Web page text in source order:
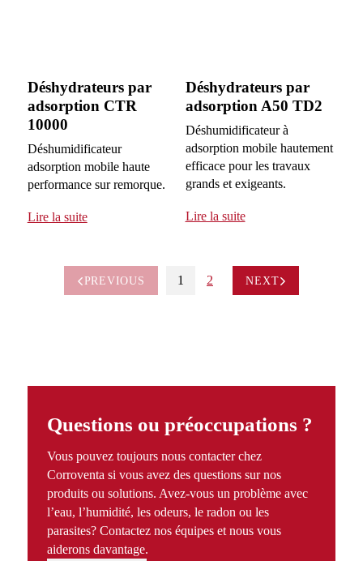
Déshydrateurs par
adsorption CTR
10000
Déshumidificateur
adsorption mobile haute
performance sur remorque.
Lire la suite
Déshydrateurs par
adsorption A50 TD2
Déshumidificateur à
adsorption mobile hautement
efficace pour les travaux
grands et exigeants.
Lire la suite
PREVIOUS 1 2 NEXT
Questions ou préoccupations ?
Vous pouvez toujours nous contacter chez
Corroventa si vous avez des questions sur nos
produits ou solutions. Avez-vous un problème avec
l’eau, l’humidité, les odeurs, le radon ou les
parasites? Contactez nos équipes et nous vous
aiderons davantage.